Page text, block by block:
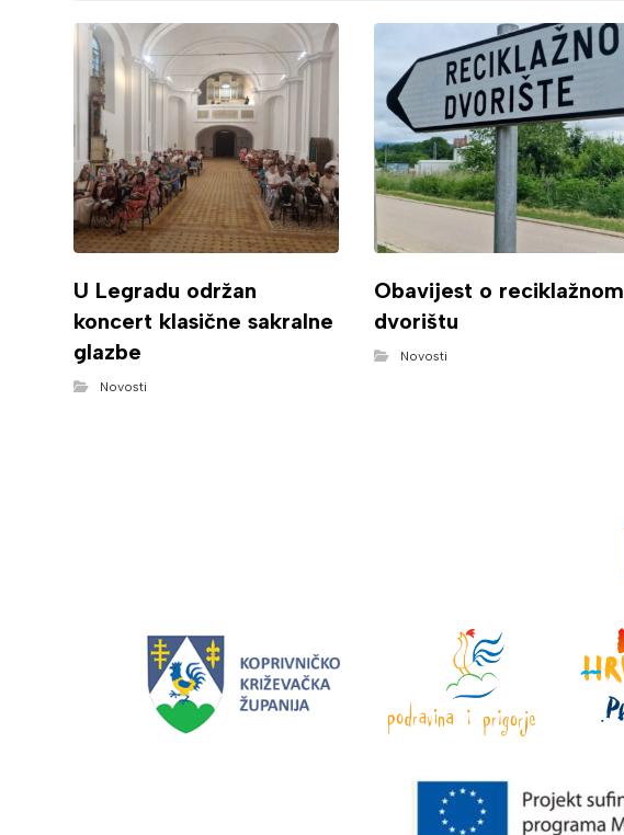
U Legradu održan
koncert klasične sakralne
glazbe
Novosti
Obavijest o reciklažnom
dvorištu
Novosti